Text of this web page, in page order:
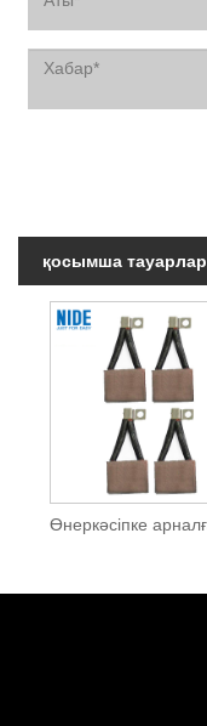
қосымша тауарлар